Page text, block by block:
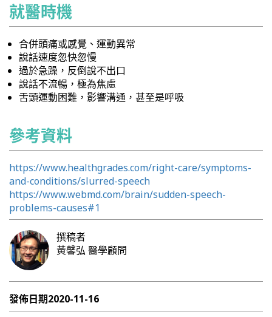
就醫時機
合併頭痛或感覺、運動異常
說話速度忽快忽慢
過於急躁，反倒說不出口
說話不流暢，極為焦慮
舌頭運動困難，影響溝通，甚至是呼吸
參考資料
https://www.healthgrades.com/right-care/symptoms-
and-conditions/slurred-speech
https://www.webmd.com/brain/sudden-speech-
problems-causes#1
撰稿者
黃馨弘 醫學顧問
發佈日期2020-11-16